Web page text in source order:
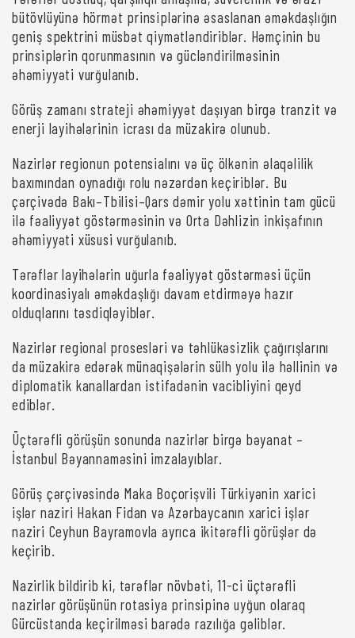
bütövlüyünə hörmət prinsiplərinə əsaslanan əməkdaşlığın
geniş spektrini müsbət qiymətləndiriblər. Həmçinin bu
prinsiplərin qorunmasının və gücləndirilməsinin
əhəmiyyəti vurğulanıb.
Görüş zamanı strateji əhəmiyyət daşıyan birgə tranzit və
enerji layihələrinin icrası da müzakirə olunub.
Nazirlər regionun potensialını və üç ölkənin əlaqəlilik
baxımından oynadığı rolu nəzərdən keçiriblər. Bu
çərçivədə Bakı–Tbilisi–Qars dəmir yolu xəttinin tam gücü
ilə fəaliyyət göstərməsinin və Orta Dəhlizin inkişafının
əhəmiyyəti xüsusi vurğulanıb.
Tərəflər layihələrin uğurla fəaliyyət göstərməsi üçün
koordinasiyalı əməkdaşlığı davam etdirməyə hazır
olduqlarını təsdiqləyiblər.
Nazirlər regional prosesləri və təhlükəsizlik çağırışlarını
da müzakirə edərək münaqişələrin sülh yolu ilə həllinin və
diplomatik kanallardan istifadənin vacibliyini qeyd
ediblər.
Üçtərəfli görüşün sonunda nazirlər birgə bəyanat –
İstanbul Bəyannaməsini imzalayıblar.
Görüş çərçivəsində Maka Boçorişvili Türkiyənin xarici
işlər naziri Hakan Fidan və Azərbaycanın xarici işlər
naziri Ceyhun Bayramovla ayrıca ikitərəfli görüşlər də
keçirib.
Nazirlik bildirib ki, tərəflər növbəti, 11-ci üçtərəfli
nazirlər görüşünün rotasiya prinsipinə uyğun olaraq
Gürcüstanda keçirilməsi barədə razılığa gəliblər.